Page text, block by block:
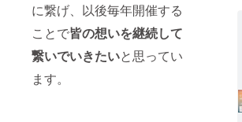
に繋げ、以後毎年開催する
ことで皆の想いを継続して
繋いでいきたいと思ってい
ます。